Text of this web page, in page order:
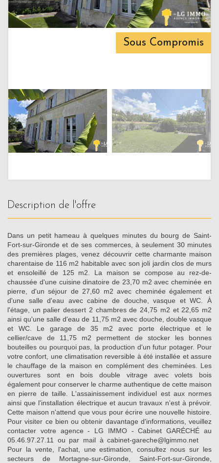
Sous Compromis
description de l'offre
Dans un petit hameau à quelques minutes du bourg de Saint-
Fort-sur-Gironde et de ses commerces, à seulement 30 minutes
des premières plages, venez découvrir cette charmante maison
charentaise de 116 m2 habitable avec son joli jardin clos de murs
et ensoleillé de 125 m2. La maison se compose au rez-de-
chaussée d'une cuisine dinatoire de 23,70 m2 avec cheminée en
pierre, d'un séjour de 27,60 m2 avec cheminée également et
d'une salle d'eau avec cabine de douche, vasque et WC. À
l'étage, un palier dessert 2 chambres de 24,75 m2 et 22,65 m2
ainsi qu'une salle d'eau de 11,75 m2 avec douche, double vasque
et WC. Le garage de 35 m2 avec porte électrique et le
cellier/cave de 11,75 m2 permettent de stocker les bonnes
bouteilles ou pourquoi pas, la production d'un futur potager. Pour
votre confort, une climatisation reversible à été installée et assure
le chauffage de la maison en complément des cheminées. Les
ouvertures sont en bois double vitrage avec volets bois
également pour conserver le charme authentique de cette maison
en pierre de taille. L'assainissement individuel est aux normes
ainsi que l'installation électrique et aucun travaux n'est à prévoir.
Cette maison n'attend que vous pour écrire une nouvelle histoire.
Pour visiter ce bien ou obtenir davantage d'informations, veuillez
contacter votre agence - LG IMMO - Cabinet GARÉCHÉ au
05.46.97.27.11 ou par mail à cabinet-gareche@lgimmo.net
Pour la vente, l'achat, une estimation, consultez nous sur les
secteurs de Mortagne-sur-Gironde, Saint-Fort-sur-Gironde,